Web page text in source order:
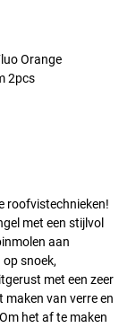
Orange
2pcs
roofvistechnieken!
met een stijlvol
aan
snoek,
met een zeer
van verre en
het af te maken